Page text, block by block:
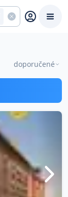
doporučené